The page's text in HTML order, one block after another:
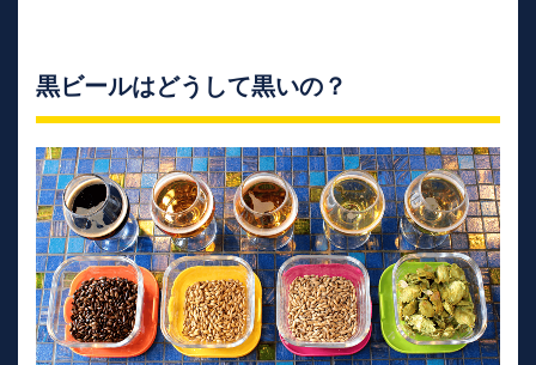
黒ビールはどうして黒いの？